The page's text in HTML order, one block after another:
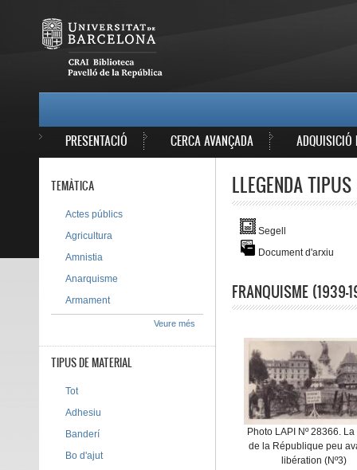
PRESENTACIÓ CERCA AVANÇADA ADQUISICIÓ
LLEGENDA
Segell
Document d'arxiu
FRANQUISME (1939-
Photo LAPI Nº 28366.
de la République peu
libération (Nº3)
TEMÀTICA
Actes públics
Agricultura
Amnistia
Anarquisme
Armament
Veure més
TIPUS DE MATERIAL
Tot
Adhesiu
Banderí
Bo d'ajut